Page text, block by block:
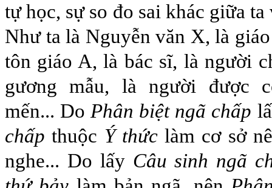
tự học, sự so đo sai khác giữa
Như ta là Nguyễn văn X, là
tôn giáo A, là bác sĩ, là người
gương mẫu, là người được
mến... DoPhân biệt ngã chấp
chấp thuộc Ý thứclàm cơ sở
nghe... Do lấy Câu sinh ngã